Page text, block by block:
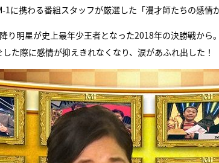
1に携わる番組スタッフが厳選した「漫才師たちの感情
り明星が史上最年少王者となった2018年の決勝戦か
た際に感情が抑えきれなくなり、涙があふれ出した！